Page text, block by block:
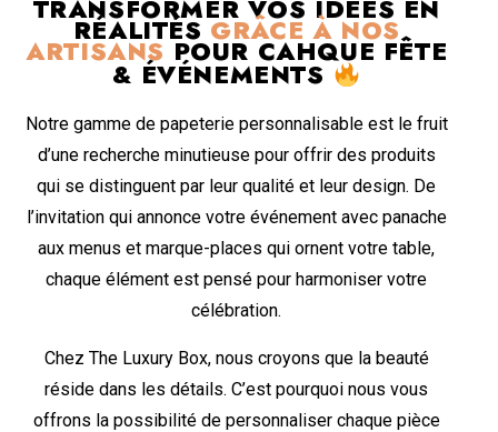
TRANSFORMER VOS IDÉES EN
RÉALITÉSGRÂCE À NOS
ARTISANSPOUR CAHQUE FÊTE
& ÉVÉNEMENTS
Notre gamme de papeterie personnalisable est le fruit
d’une recherche minutieuse pour offrir des produits
qui se distinguent par leur qualité et leur design. De
l’invitation qui annonce votre événement avec panache
aux menus et marque-places qui ornent votre table,
chaque élément est pensé pour harmoniser votre
célébration.
Chez The Luxury Box, nous croyons que la beauté
réside dans les détails. C’est pourquoi nous vous
offrons la possibilité de personnaliser chaque pièce